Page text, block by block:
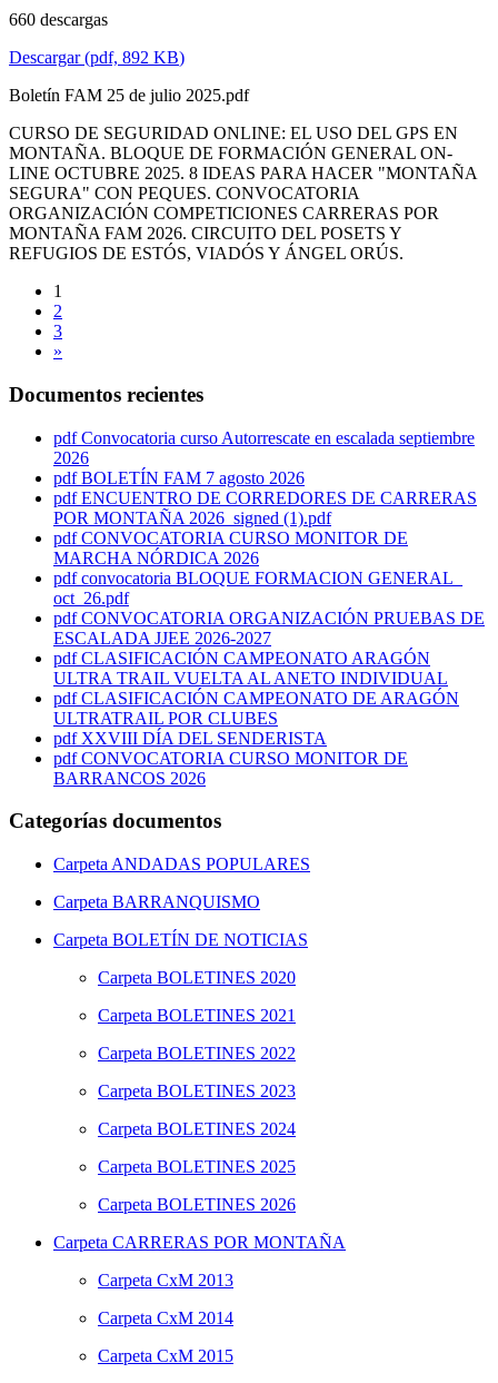
660 descargas
Descargar(pdf, 892 KB)
Boletín FAM 25 de julio 2025.pdf
CURSO DE SEGURIDAD ONLINE: EL USO DEL GPS EN
MONTAÑA. BLOQUE DE FORMACIÓN GENERAL ON-
LINE OCTUBRE 2025. 8 IDEAS PARA HACER "MONTAÑA
SEGURA" CON PEQUES. CONVOCATORIA
ORGANIZACIÓN COMPETICIONES CARRERAS POR
MONTAÑA FAM 2026. CIRCUITO DEL POSETS Y
REFUGIOS DE ESTÓS, VIADÓS Y ÁNGEL ORÚS.
1
2
3
»
Documentos recientes
pdf Convocatoria curso Autorrescate en escalada septiembre
2026
pdf BOLETÍN FAM 7 agosto 2026
pdf ENCUENTRO DE CORREDORES DE CARRERAS
POR MONTAÑA 2026_signed (1).pdf
pdf CONVOCATORIA CURSO MONITOR DE
MARCHA NÓRDICA 2026
pdf convocatoria BLOQUE FORMACION GENERAL_
oct_26.pdf
pdf CONVOCATORIA ORGANIZACIÓN PRUEBAS DE
ESCALADA JJEE 2026-2027
pdf CLASIFICACIÓN CAMPEONATO ARAGÓN
ULTRA TRAIL VUELTA AL ANETO INDIVIDUAL
pdf CLASIFICACIÓN CAMPEONATO DE ARAGÓN
ULTRATRAIL POR CLUBES
pdf XXVIII DÍA DEL SENDERISTA
pdf CONVOCATORIA CURSO MONITOR DE
BARRANCOS 2026
Categorías documentos
Carpeta ANDADAS POPULARES
Carpeta BARRANQUISMO
Carpeta BOLETÍN DE NOTICIAS
Carpeta BOLETINES 2020
Carpeta BOLETINES 2021
Carpeta BOLETINES 2022
Carpeta BOLETINES 2023
Carpeta BOLETINES 2024
Carpeta BOLETINES 2025
Carpeta BOLETINES 2026
Carpeta CARRERAS POR MONTAÑA
Carpeta CxM 2013
Carpeta CxM 2014
Carpeta CxM 2015